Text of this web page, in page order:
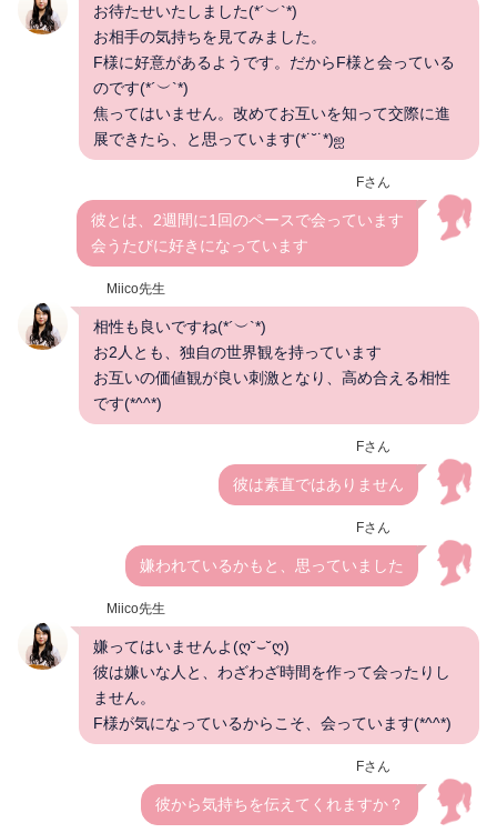
お待たせいたしました(*´︶`*)
お相手の気持ちを見てみました。
F様に好意があるようです。だからF様と会っている
のです(*´︶`*)
焦ってはいません。改めてお互いを知って交際に進
展できたら、と思っています(*˙˘˙*)ஐ
Fさん
彼とは、2週間に1回のペースで会っています
会うたびに好きになっています
Miico先生
相性も良いですね(*´︶`*)
お2人とも、独自の世界観を持っています
お互いの価値観が良い刺激となり、高め合える相性
です(*^^*)
Fさん
彼は素直ではありません
Fさん
嫌われているかもと、思っていました
Miico先生
嫌ってはいませんよ(ღ˘⌣˘ღ)
彼は嫌いな人と、わざわざ時間を作って会ったりし
ません。
F様が気になっているからこそ、会っています(*^^*)
Fさん
彼から気持ちを伝えてくれますか？